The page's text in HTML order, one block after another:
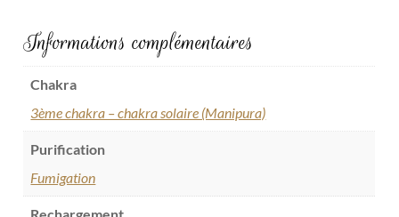
Informations complémentaires
Chakra
3ème chakra – chakra solaire (Manipura)
Purification
Fumigation